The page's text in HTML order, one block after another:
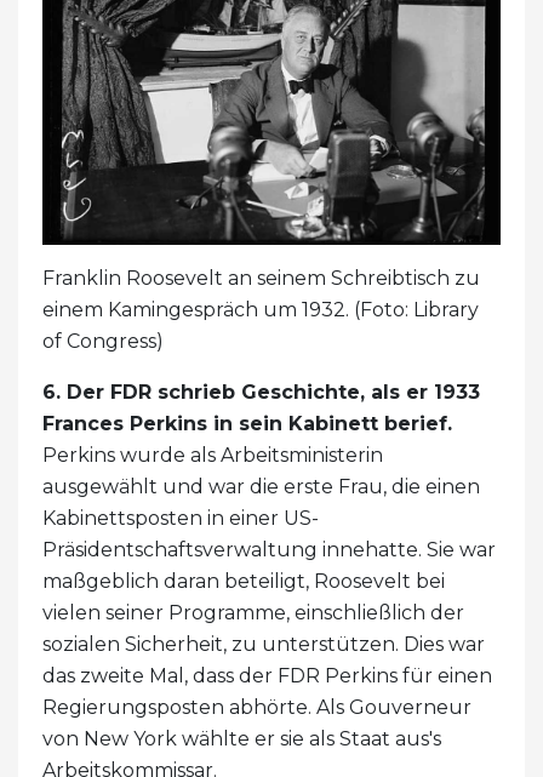
Franklin Roosevelt an seinem Schreibtisch zu
einem Kamingespräch um 1932. (Foto: Library
of Congress)
6. Der FDR schrieb Geschichte, als er 1933
Frances Perkins in sein Kabinett berief.
Perkins wurde als Arbeitsministerin
ausgewählt und war die erste Frau, die einen
Kabinettsposten in einer US-
Präsidentschaftsverwaltung innehatte. Sie war
maßgeblich daran beteiligt, Roosevelt bei
vielen seiner Programme, einschließlich der
sozialen Sicherheit, zu unterstützen. Dies war
das zweite Mal, dass der FDR Perkins für einen
Regierungsposten abhörte. Als Gouverneur
von New York wählte er sie als Staat aus's
Arbeitskommissar.